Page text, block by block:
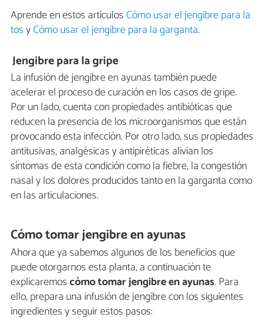
Aprende en estos artículosCómo usar el jengibre para la
tosyCómo usar el jengibre para la garganta.
Jengibre para la gripe
La infusión de jengibre en ayunas también puede
acelerar el proceso de curación en los casos de gripe.
Por un lado, cuenta con propiedades antibióticas que
reducen la presencia de los microorganismos que están
provocando esta infección. Por otro lado, sus propiedades
antitusivas, analgésicas y antipiréticas alivian los
síntomas de esta condición como la fiebre, la congestión
nasal y los dolores producidos tanto en la garganta como
en las articulaciones.
Cómo tomar jengibre en ayunas
Ahora que ya sabemos algunos de los beneficios que
puede otorgarnos esta planta, a continuación te
explicaremoscómo tomar jengibre en ayunas. Para
ello, prepara una infusión de jengibre con los siguientes
ingredientes y seguir estos pasos: